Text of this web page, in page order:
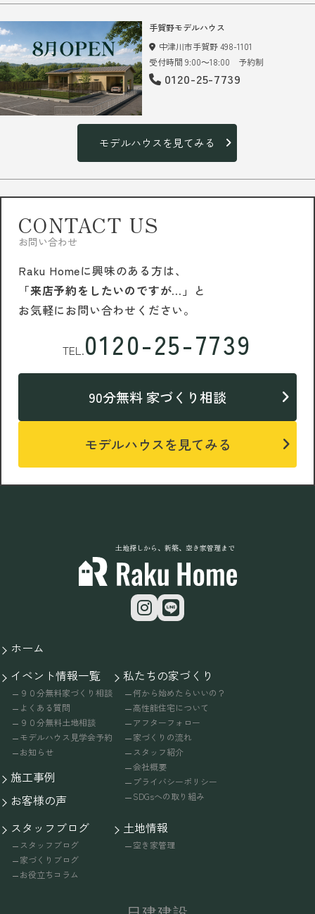
手賀野モデルハウス
中津川市手賀野 498-1101
受付時間 9:00～18:00 予約制
0120-25-7739
モデルハウスを見てみる
CONTACT US
お問い合わせ
Raku Homeに興味のある方は、
「来店予約をしたいのですが…」 と
お気軽にお問い合わせください。
TEL.0120-25-7739
90分無料 家づくり相談
モデルハウスを見てみる
土地探しから、新築、空き家管理まで
ホーム
イベント情報一覧
９０分無料家づくり相談
よくある質問
９０分無料土地相談
モデルハウス見学会予約
お知らせ
施工事例
お客様の声
私たちの家づくり
何から始めたらいいの？
高性能住宅について
アフターフォロー
家づくりの流れ
スタッフ紹介
会社概要
プライバシーポリシー
SDGsへの取り組み
スタッフブログ
スタッフブログ
家づくりブログ
お役立ちコラム
土地情報
空き家管理